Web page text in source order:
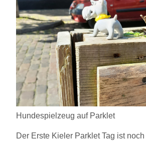
Hundespielzeug auf Parklet
Der Erste Kieler Parklet Tag ist